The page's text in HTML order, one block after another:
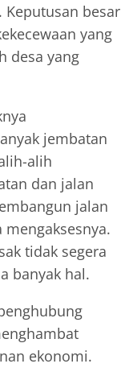
besar
yang
desa yang
jembatan
alih
dan jalan
jalan
tidak segera
banyak hal.
ekonomi.